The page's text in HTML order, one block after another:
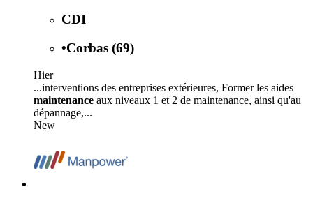
CDI
•Corbas (69)
Hier
...interventions des entreprises extérieures, Former les aides
maintenance aux niveaux 1 et 2 de maintenance, ainsi qu'au
dépannage,...
New